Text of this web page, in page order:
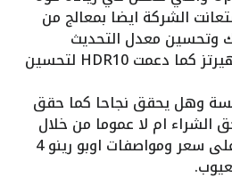
الشركة ايضا بمعالج من
وتحسين معدل التحديث
للشاشة ليصل الى 90 هيرتز كما دعمت HDR10 لتحسين
وهل يحقق نجاحا كما حقق
الشراء ام لا عموما من خلال
موقعنا سنتعرف سويا على سعر ومواصفات اوبو رينو 4